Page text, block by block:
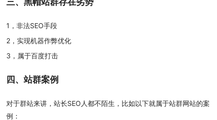
1，非法SEO手段
2，实现机器作弊优化
3，属于百度打击
四、站群案例
对于群站来讲，站长SEO人都不陌生，比如以下就属于站群网站的案
例：